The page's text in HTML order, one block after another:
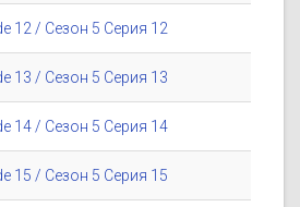
12 / Сезон 5 Серия 12
13 / Сезон 5 Серия 13
14 / Сезон 5 Серия 14
15 / Сезон 5 Серия 15